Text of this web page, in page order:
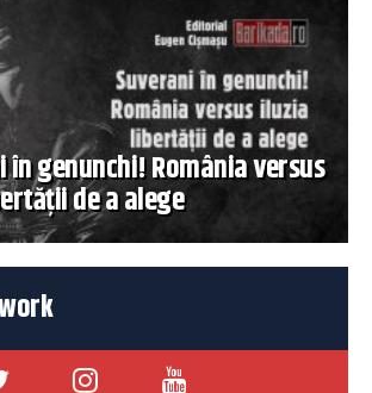
în genunchi! România versus
de a alege